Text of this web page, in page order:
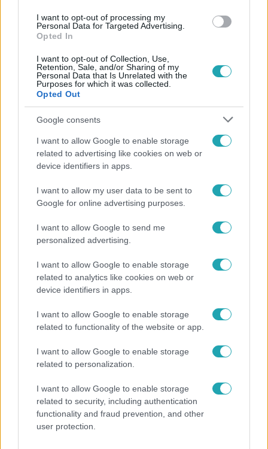
I want to opt-out of processing my
Personal Data for Targeted Advertising.
Opted In
I want to opt-out of Collection, Use,
Retention, Sale, and/or Sharing of my
Personal Data that Is Unrelated with the
Purposes for which it was collected.
Opted Out
Google consents
I want to allow Google to enable storage
related to advertising like cookies on web or
device identifiers in apps.
I want to allow my user data to be sent to
Google for online advertising purposes.
I want to allow Google to send me
personalized advertising.
I want to allow Google to enable storage
related to analytics like cookies on web or
device identifiers in apps.
I want to allow Google to enable storage
related to functionality of the website or app.
I want to allow Google to enable storage
related to personalization.
I want to allow Google to enable storage
related to security, including authentication
functionality and fraud prevention, and other
user protection.
legyen a Google-találatokban!
Kövess minket, és értesülj a friss hírekről a
Facebookon is!
ALKALMAZÁS #HACK #TRÜKK
Népszerű